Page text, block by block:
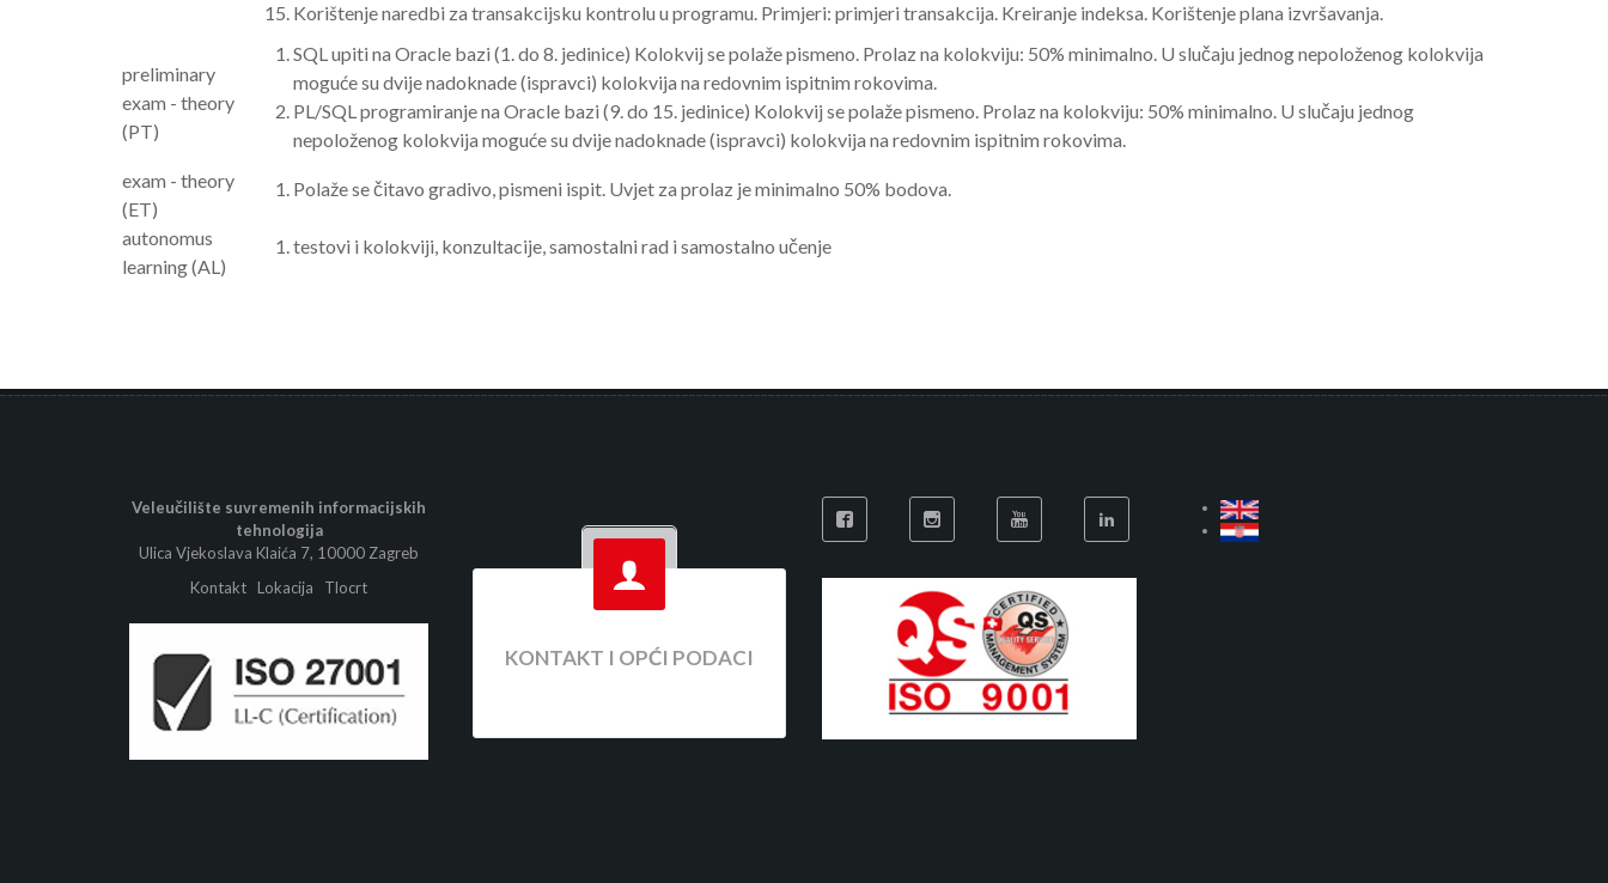
Korištenje naredbi za transakcijsku kontrolu u programu. Primjeri: primjeri transakcija. Kreiranje indeksa. Korištenje plana izvršavanja.
preliminary
exam - theory
(PT)
SQL upiti na Oracle bazi (1. do 8. jedinice) Kolokvij se polaže pismeno. Prolaz na kolokviju: 50% minimalno. U slučaju jednog nepoloženog kolokvija
moguće su dvije nadoknade (ispravci) kolokvija na redovnim ispitnim rokovima.
PL/SQL programiranje na Oracle bazi (9. do 15. jedinice) Kolokvij se polaže pismeno. Prolaz na kolokviju: 50% minimalno. U slučaju jednog
nepoloženog kolokvija moguće su dvije nadoknade (ispravci) kolokvija na redovnim ispitnim rokovima.
exam - theory
(ET)
Polaže se čitavo gradivo, pismeni ispit. Uvjet za prolaz je minimalno 50% bodova.
autonomus
learning (AL)
testovi i kolokviji, konzultacije, samostalni rad i samostalno učenje
Veleučilište suvremenih informacijskih
tehnologija
Ulica Vjekoslava Klaića 7, 10000 Zagreb
Kontakt Lokacija Tlocrt
KONTAKT I OPĆI PODACI